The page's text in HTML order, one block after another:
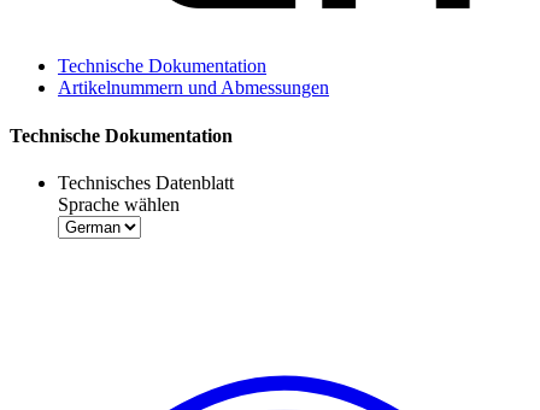
Technische Dokumentation
Artikelnummern und Abmessungen
Technische Dokumentation
Technisches Datenblatt
Sprache wählen